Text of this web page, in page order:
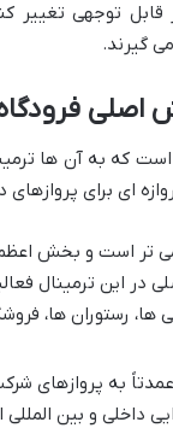
توجهی تغییر
گیرند.
اصلی
ای برای
تر است و بخش اعظم
در این ترمینال
ها، رستوران ها،
داخلی و بین المللی